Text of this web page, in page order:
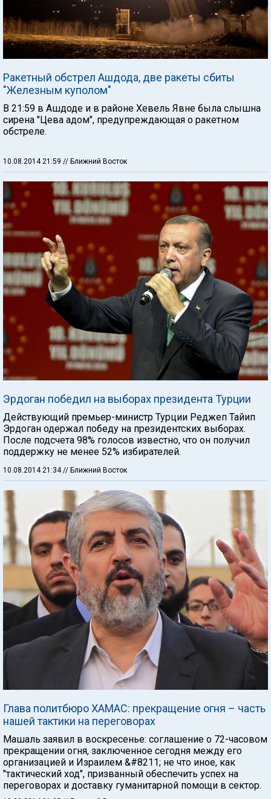
Ракетный обстрел Ашдода, две ракеты сбиты
"Железным куполом"
В 21:59 в Ашдоде и в районе Хевель Явне была слышна
сирена "Цева адом", предупреждающая о ракетном
обстреле.
10.08.2014 21:59 // Ближний Восток
Эрдоган победил на выборах президента Турции
Действующий премьер-министр Турции Реджеп Тайип
Эрдоган одержал победу на президентских выборах.
После подсчета 98% голосов известно, что он получил
поддержку не менее 52% избирателей.
10.08.2014 21:34// Ближний Восток
Глава политбюро ХАМАС: прекращение огня – часть
нашей тактики на переговорах
Машаль заявил в воскресенье: соглашение о 72-часовом
прекращении огня, заключенное сегодня между его
организацией и Израилем &#8211; не что иное, как
"тактический ход", призванный обеспечить успех на
переговорах и доставку гуманитарной помощи в сектор.